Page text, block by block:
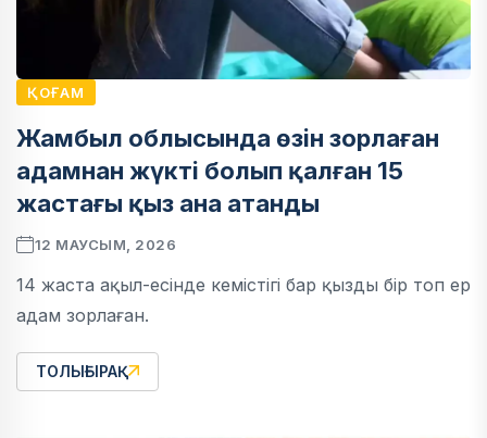
ҚОҒАМ
Жамбыл облысында өзін зорлаған
адамнан жүкті болып қалған 15
жастағы қыз ана атанды
12 МАУСЫМ, 2026
14 жаста ақыл-есінде кемістігі бар қызды бір топ ер
адам зорлаған.
ТОЛЫҒЫРАҚ